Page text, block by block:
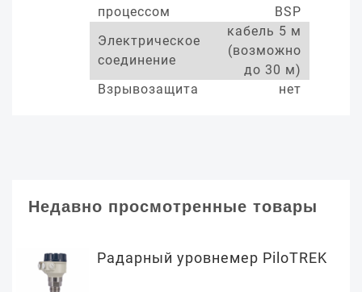
процессом
BSP
Электрическое
соединение
кабель 5 м
(возможно
до 30 м)
Взрывозащита
нет
Недавно просмотренные товары
Радарный уровнемер PiloTREK